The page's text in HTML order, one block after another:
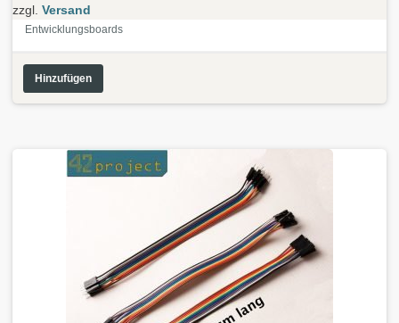
zzgl. Versand
Entwicklungsboards
Hinzufügen